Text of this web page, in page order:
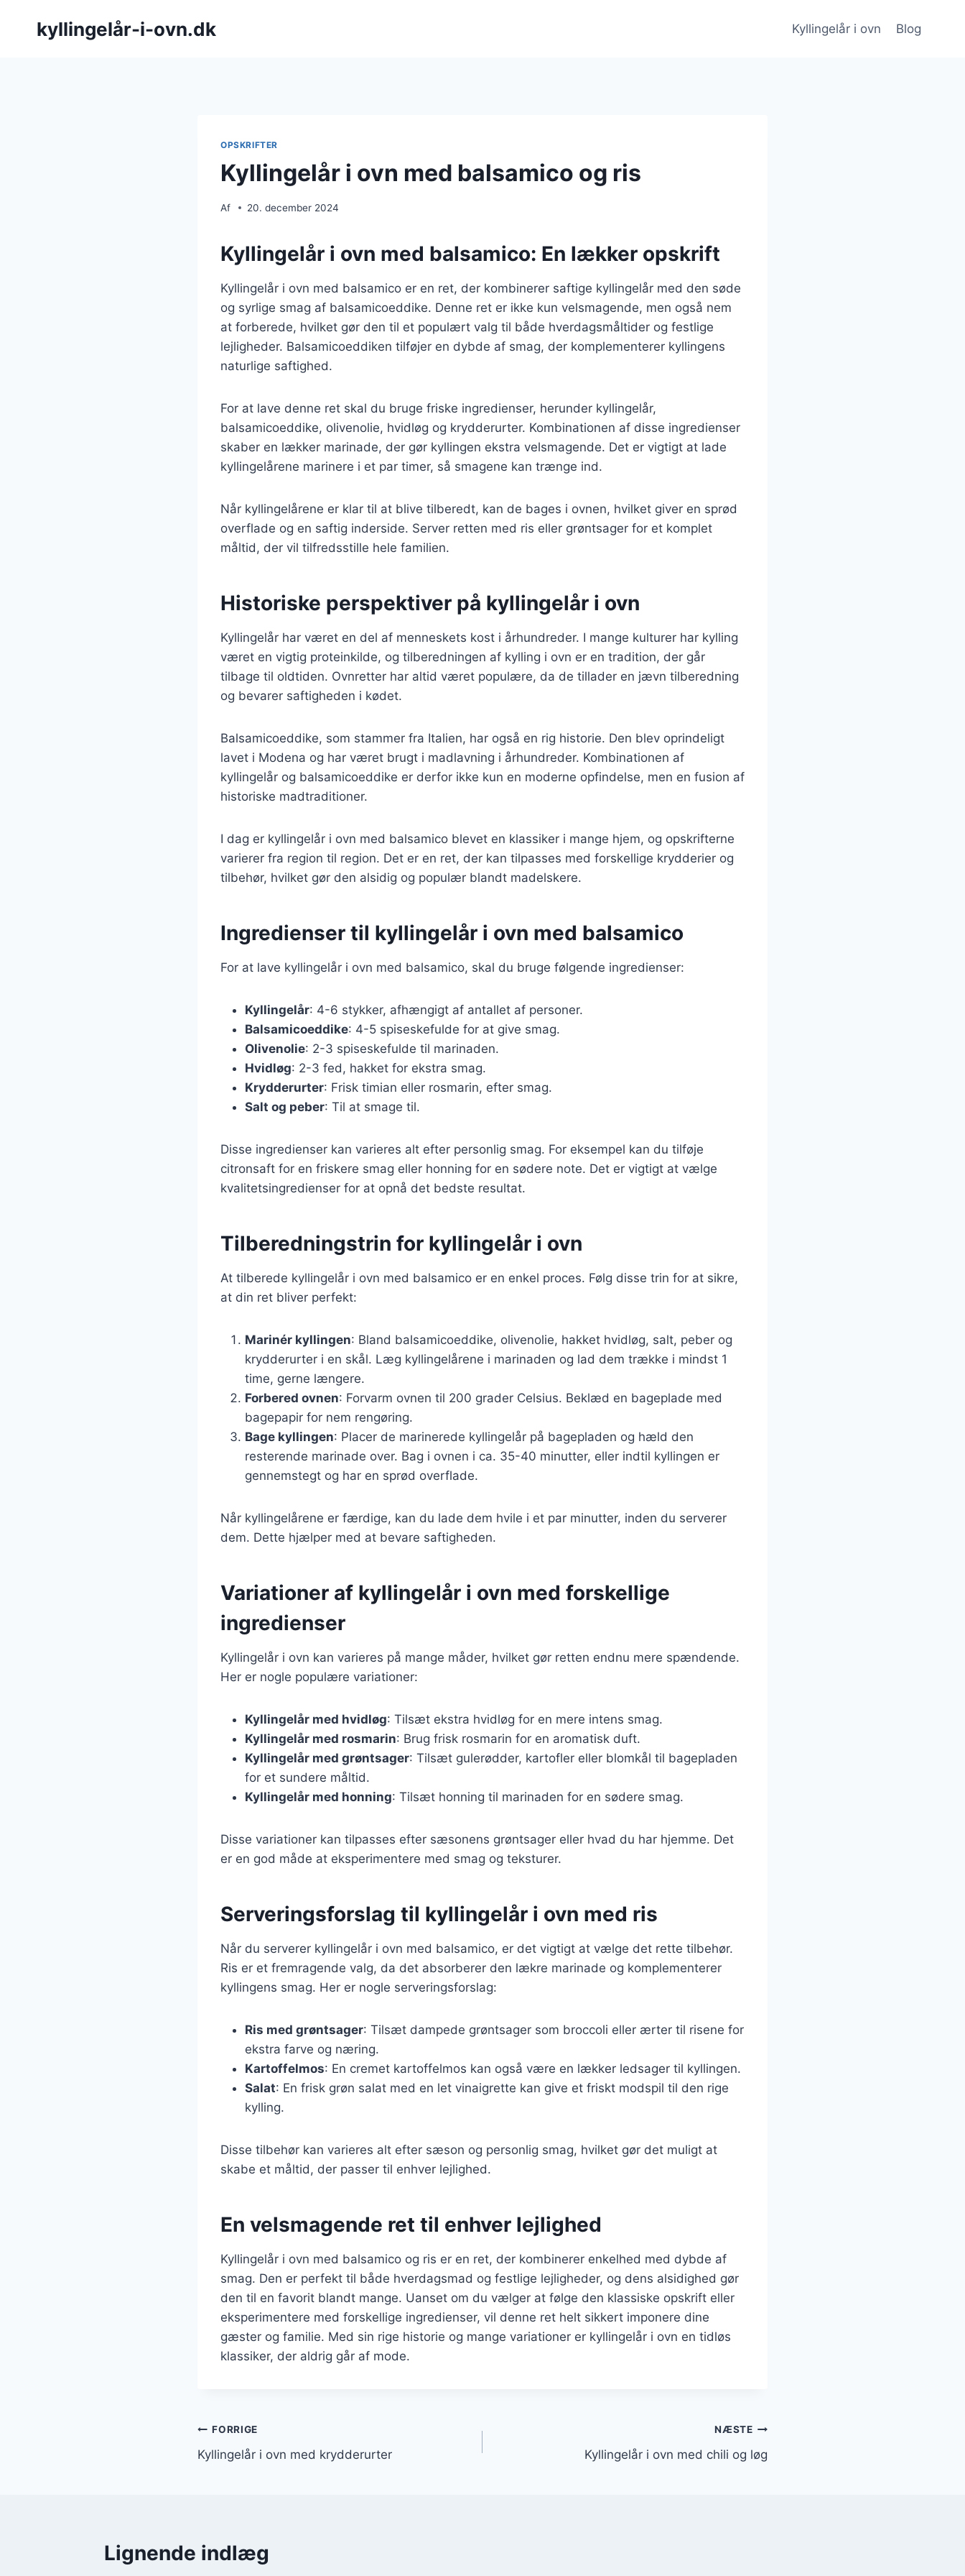
kyllingelår-i-ovn.dk Kyllingelår i ovn Blog
OPSKRIFTER
Kyllingelår i ovn med balsamico og ris
Af 20. december 2024
Kyllingelår i ovn med balsamico: En lækker opskrift
Kyllingelår i ovn med balsamico er en ret, der kombinerer saftige kyllingelår med den søde
og syrlige smag af balsamicoeddike. Denne ret er ikke kun velsmagende, men også nem
at forberede, hvilket gør den til et populært valg til både hverdagsmåltider og festlige
lejligheder. Balsamicoeddiken tilføjer en dybde af smag, der komplementerer kyllingens
naturlige saftighed.
For at lave denne ret skal du bruge friske ingredienser, herunder kyllingelår,
balsamicoeddike, olivenolie, hvidløg og krydderurter. Kombinationen af disse ingredienser
skaber en lækker marinade, der gør kyllingen ekstra velsmagende. Det er vigtigt at lade
kyllingelårene marinere i et par timer, så smagene kan trænge ind.
Når kyllingelårene er klar til at blive tilberedt, kan de bages i ovnen, hvilket giver en sprød
overflade og en saftig inderside. Server retten med ris eller grøntsager for et komplet
måltid, der vil tilfredsstille hele familien.
Historiske perspektiver på kyllingelår i ovn
Kyllingelår har været en del af menneskets kost i århundreder. I mange kulturer har kylling
været en vigtig proteinkilde, og tilberedningen af kylling i ovn er en tradition, der går
tilbage til oldtiden. Ovnretter har altid været populære, da de tillader en jævn tilberedning
og bevarer saftigheden i kødet.
Balsamicoeddike, som stammer fra Italien, har også en rig historie. Den blev oprindeligt
lavet i Modena og har været brugt i madlavning i århundreder. Kombinationen af
kyllingelår og balsamicoeddike er derfor ikke kun en moderne opfindelse, men en fusion af
historiske madtraditioner.
I dag er kyllingelår i ovn med balsamico blevet en klassiker i mange hjem, og opskrifterne
varierer fra region til region. Det er en ret, der kan tilpasses med forskellige krydderier og
tilbehør, hvilket gør den alsidig og populær blandt madelskere.
Ingredienser til kyllingelår i ovn med balsamico
For at lave kyllingelår i ovn med balsamico, skal du bruge følgende ingredienser:
Kyllingelår: 4-6 stykker, afhængigt af antallet af personer.
Balsamicoeddike: 4-5 spiseskefulde for at give smag.
Olivenolie: 2-3 spiseskefulde til marinaden.
Hvidløg: 2-3 fed, hakket for ekstra smag.
Krydderurter: Frisk timian eller rosmarin, efter smag.
Salt og peber: Til at smage til.
Disse ingredienser kan varieres alt efter personlig smag. For eksempel kan du tilføje
citronsaft for en friskere smag eller honning for en sødere note. Det er vigtigt at vælge
kvalitetsingredienser for at opnå det bedste resultat.
Tilberedningstrin for kyllingelår i ovn
At tilberede kyllingelår i ovn med balsamico er en enkel proces. Følg disse trin for at sikre,
at din ret bliver perfekt:
Marinér kyllingen: Bland balsamicoeddike, olivenolie, hakket hvidløg, salt, peber og
krydderurter i en skål. Læg kyllingelårene i marinaden og lad dem trække i mindst 1
time, gerne længere.
Forbered ovnen: Forvarm ovnen til 200 grader Celsius. Beklæd en bageplade med
bagepapir for nem rengøring.
Bage kyllingen: Placer de marinerede kyllingelår på bagepladen og hæld den
resterende marinade over. Bag i ovnen i ca. 35-40 minutter, eller indtil kyllingen er
gennemstegt og har en sprød overflade.
Når kyllingelårene er færdige, kan du lade dem hvile i et par minutter, inden du serverer
dem. Dette hjælper med at bevare saftigheden.
Variationer af kyllingelår i ovn med forskellige
ingredienser
Kyllingelår i ovn kan varieres på mange måder, hvilket gør retten endnu mere spændende.
Her er nogle populære variationer:
Kyllingelår med hvidløg: Tilsæt ekstra hvidløg for en mere intens smag.
Kyllingelår med rosmarin: Brug frisk rosmarin for en aromatisk duft.
Kyllingelår med grøntsager: Tilsæt gulerødder, kartofler eller blomkål til bagepladen
for et sundere måltid.
Kyllingelår med honning: Tilsæt honning til marinaden for en sødere smag.
Disse variationer kan tilpasses efter sæsonens grøntsager eller hvad du har hjemme. Det
er en god måde at eksperimentere med smag og teksturer.
Serveringsforslag til kyllingelår i ovn med ris
Når du serverer kyllingelår i ovn med balsamico, er det vigtigt at vælge det rette tilbehør.
Ris er et fremragende valg, da det absorberer den lækre marinade og komplementerer
kyllingens smag. Her er nogle serveringsforslag:
Ris med grøntsager: Tilsæt dampede grøntsager som broccoli eller ærter til risene for
ekstra farve og næring.
Kartoffelmos: En cremet kartoffelmos kan også være en lækker ledsager til kyllingen.
Salat: En frisk grøn salat med en let vinaigrette kan give et friskt modspil til den rige
kylling.
Disse tilbehør kan varieres alt efter sæson og personlig smag, hvilket gør det muligt at
skabe et måltid, der passer til enhver lejlighed.
En velsmagende ret til enhver lejlighed
Kyllingelår i ovn med balsamico og ris er en ret, der kombinerer enkelhed med dybde af
smag. Den er perfekt til både hverdagsmad og festlige lejligheder, og dens alsidighed gør
den til en favorit blandt mange. Uanset om du vælger at følge den klassiske opskrift eller
eksperimentere med forskellige ingredienser, vil denne ret helt sikkert imponere dine
gæster og familie. Med sin rige historie og mange variationer er kyllingelår i ovn en tidløs
klassiker, der aldrig går af mode.
Indlægsnavigation
FORRIGE
Kyllingelår i ovn med krydderurter
NÆSTE
Kyllingelår i ovn med chili og løg
Lignende indlæg